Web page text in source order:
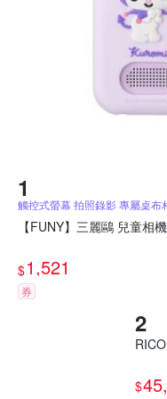
觸控式螢幕 拍照錄影 專屬桌布
【FUNY】三麗鷗 兒童相
$1,521
券
$